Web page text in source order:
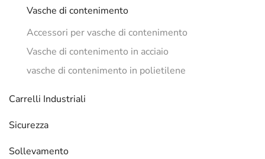
Vasche di contenimento
Accessori per vasche di contenimento
Vasche di contenimento in acciaio
vasche di contenimento in polietilene
Carrelli Industriali
Sicurezza
Sollevamento